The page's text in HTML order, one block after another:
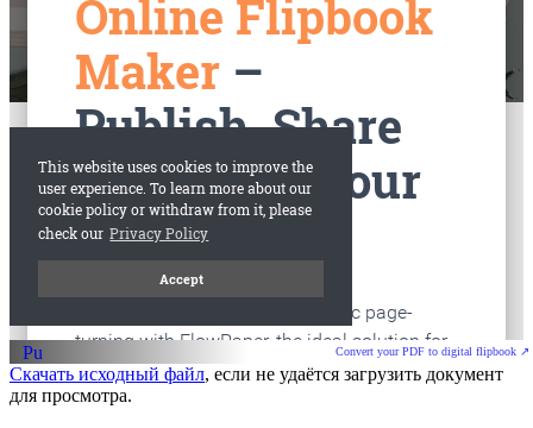
старые газеты
Convert your PDF to digital flipbook ↗
Скачать исходный файл, если не удаётся загрузить документ
для просмотра.